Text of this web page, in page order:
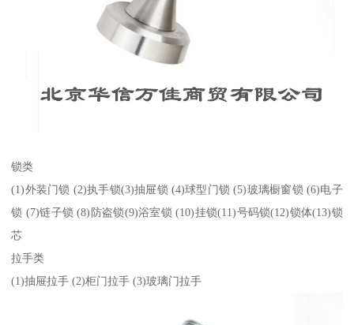
锁类
(1)外装门锁 (2)执手锁(3)抽屉锁 (4)球型门锁 (5)玻璃橱窗锁 (6)电子
锁 (7)链子锁 (8)防盗锁(9)浴室锁 (10)挂锁(11)号码锁(12)锁体(13)锁
芯
拉手类
(1)抽屉拉手 (2)柜门拉手 (3)玻璃门拉手